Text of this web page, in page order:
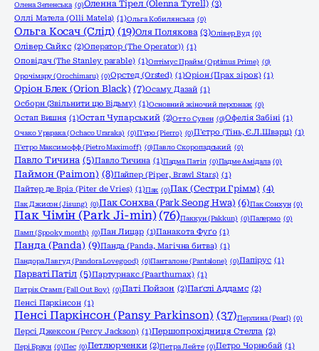
Олена Зеленська (0)Оленна Тірел (Olenna Tyrell) (3)
Оллі Матела (Olli Matela) (1)Ольга Кобилянська (0)
Ольга Косач (Слід) (19)Оля Полякова (3)Олівер Вуд (0)
Олівер Сайкс (2)Оператор (The Operator)) (1)
Оповідач (The Stanley parable) (1)Оптімус Прайм (Optimus Prime) (0)
Орочімару (Orochimaru) (0)Орстед (Orsted) (1)Оріон (Прах зірок) (1)
Оріон Блек (Orion Black) (7)Осаму Дазай (1)
Осборн (Звільнити цю Відьму) (1)Основний жіночий персонаж (0)
Остап Вишня (1)Остап Чупарський (2)Отто Сувен (0)Офелія Забіні (1)
Очако Урарака (Ochaco Uraraka) (0)П'єро (Pierro) (0)П'єтро (Тінь, Є.Л.Шварц) (1)
П'єтро Максимофф (Pietro Maximoff) (0)Павло Скоропадський (0)
Павло Тичина (5)Павло Тичина (1)Падма Патіл (0)Падме Амідала (0)
Паймон (Paimon) (8)Пайпер (Piper, Brawl Stars) (1)
Пайтер де Вріз (Piter de Vries) (1)Пак (0)Пак (Сестри Грімм) (4)
Пак Джисон (Jisung) (0)Пак Сонхва (Park Seong Hwa) (6)Пак Сонхун (0)
Пак Чімін (Park Ji-min) (76)Паккун (Pakkun) (0)Палермо (0)
Памп (Spooky month) (0)Пан Лицар (1)Панакота Фуґо (1)
Панда (Panda) (9)Панда (Panda, Магічна битва) (1)
Пандора Лавгуд (Pandora Lovegood) (0)Панталоне (Pantalone) (0)Папірус (1)
Парваті Патіл (5)Партурнакс (Paarthurnax) (1)
Патрік Стамп (Fall Out Boy) (0)Паті Пойзон (2)Паґслі Аддамс (2)
Пенсі Паркінсон (1)
Пенсі Паркінсон (Pansy Parkinson) (37)Перлина (Pearl) (0)
Персі Джексон (Percy Jackson) (1)Першопрохідниця Стелла (2)
Пері Браун (0)Пес (0)Петлюрченки (2)Петра Лейте (0)Петро Чорнобай (1)